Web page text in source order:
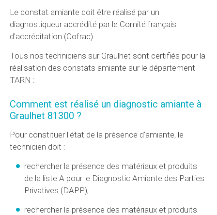
Le constat amiante doit être réalisé par un
diagnostiqueur accrédité par le Comité français
d'accréditation (Cofrac).
Tous nos techniciens sur Graulhet sont certifiés pour la
réalisation des constats amiante sur le département
TARN :
Comment est réalisé un diagnostic amiante à
Graulhet 81300 ?
Pour constituer l'état de la présence d'amiante, le
technicien doit :
rechercher la présence des matériaux et produits
de la liste A pour le Diagnostic Amiante des Parties
Privatives (DAPP),
rechercher la présence des matériaux et produits